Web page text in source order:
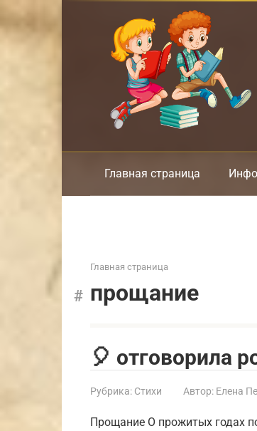
к
Главная страница
Главная страница
прощание
🎈 отговорила
Рубрика: Стихи Автор: Елена
Прощание О прожитых годах